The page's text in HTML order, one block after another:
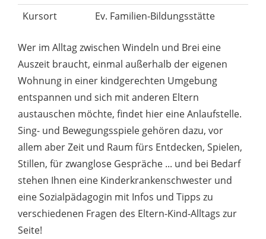
Kursort
Ev. Familien-Bildungsstätte
Wer im Alltag zwischen Windeln und Brei eine
Auszeit braucht, einmal außerhalb der eigenen
Wohnung in einer kindgerechten Umgebung
entspannen und sich mit anderen Eltern
austauschen möchte, findet hier eine Anlaufstelle.
Sing- und Bewegungsspiele gehören dazu, vor
allem aber Zeit und Raum fürs Entdecken, Spielen,
Stillen, für zwanglose Gespräche ... und bei Bedarf
stehen Ihnen eine Kinderkrankenschwester und
eine Sozialpädagogin mit Infos und Tipps zu
verschiedenen Fragen des Eltern-Kind-Alltags zur
Seite!